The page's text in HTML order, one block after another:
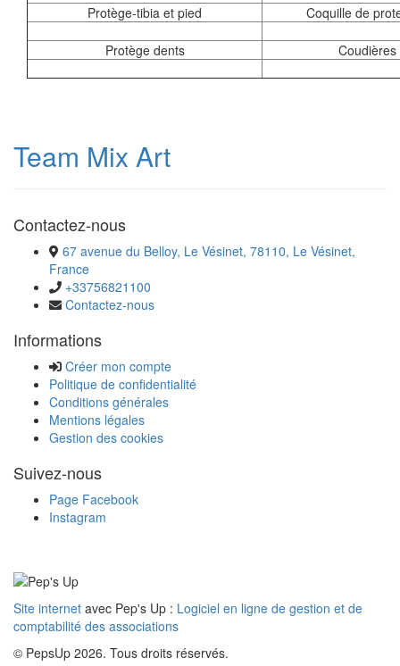
Protège-tibia et pied Coquille de
Protège dents Coudières
Team Mix Art
Contactez-nous
67 avenue du Belloy, Le Vésinet, 78110, Le Vésinet,
France
+33756821100
Contactez-nous
Informations
Créer mon compte
Politique de confidentialité
Conditions générales
Mentions légales
Gestion des cookies
Suivez-nous
Page Facebook
Instagram
Site internet avec Pep's Up : Logiciel en ligne de gestion et de
comptabilité des associations
© PepsUp 2026. Tous droits réservés.